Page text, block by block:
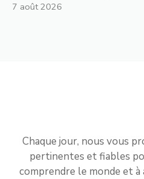
7 août 2026
Chaque jour, nous vous
pertinentes et fiables
comprendre le monde et à